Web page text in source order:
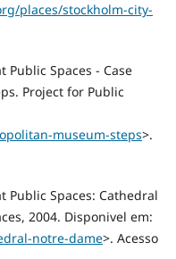
places/stockholm-city-
Public Spaces - Case
Project for Public
museum-steps>.
Public Spaces: Cathedral
2004. Disponivel em:
notre-dame>. Acesso